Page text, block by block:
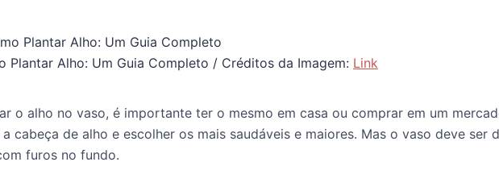
Plantar Alho: Um Guia Completo / Créditos da Imagem: Link
o alho no vaso, é importante ter o mesmo em casa ou comprar em um
cabeça de alho e escolher os mais saudáveis e maiores. Mas o vaso deve ser
furos no fundo.